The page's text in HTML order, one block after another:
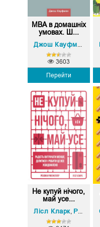
MBA в домашніх
умовах. Ш...
Перейти
3603
Не купуй нічого,
май усе...
Лісл Кларк, Ребекка Рокефеллер